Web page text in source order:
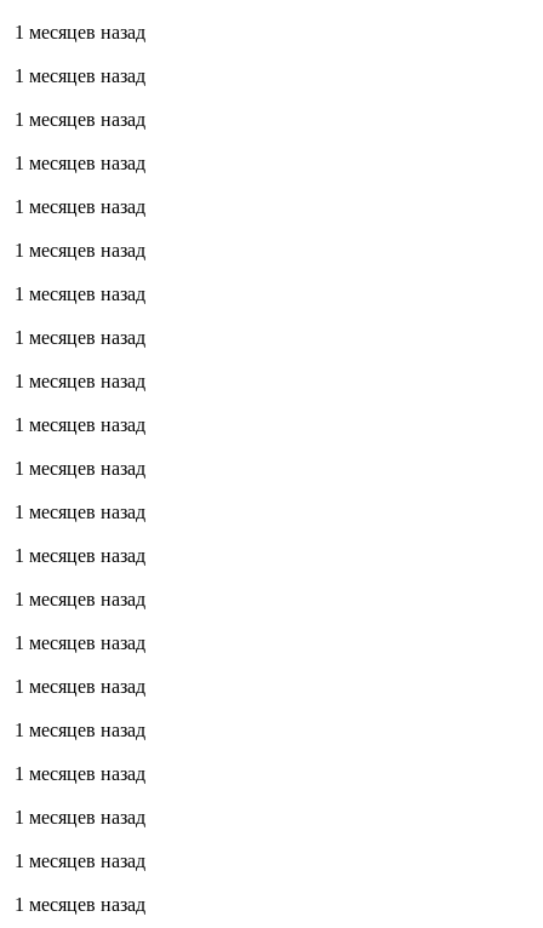
1 месяцев назад
1 месяцев назад
1 месяцев назад
1 месяцев назад
1 месяцев назад
1 месяцев назад
1 месяцев назад
1 месяцев назад
1 месяцев назад
1 месяцев назад
1 месяцев назад
1 месяцев назад
1 месяцев назад
1 месяцев назад
1 месяцев назад
1 месяцев назад
1 месяцев назад
1 месяцев назад
1 месяцев назад
1 месяцев назад
1 месяцев назад